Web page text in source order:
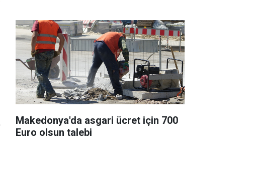
Makedonya'da asgari ücret için 700
Euro olsun talebi